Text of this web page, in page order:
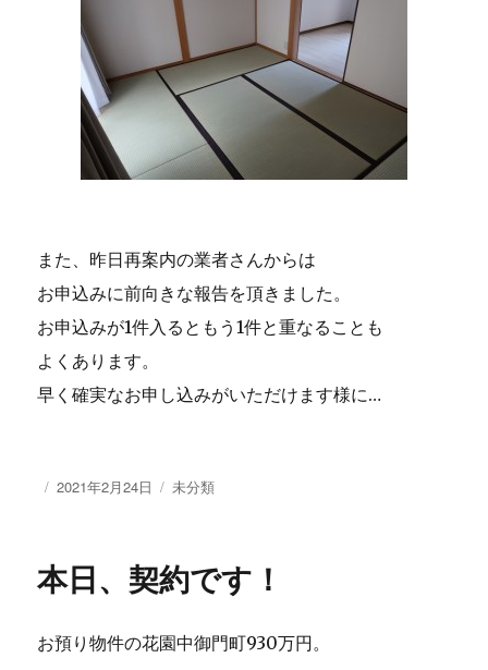
また、昨日再案内の業者さんからは
お申込みに前向きな報告を頂きました。
お申込みが1件入るともう1件と重なることも
よくあります。
早く確実なお申し込みがいただけます様に…
投
2021年2月24日
カ
ー
未分類
本日、契約です！
お預り物件の花園中御門町930万円。